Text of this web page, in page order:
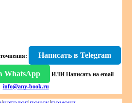
Написать в Telegram
WhatsApp ИЛИ Написать на email
info@any-book.ru